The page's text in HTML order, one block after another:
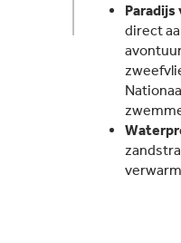
direct